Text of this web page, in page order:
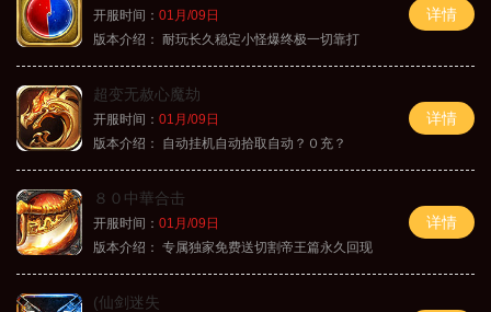
开服时间： 01月/09日
版本介绍： 耐玩长久稳定小怪爆终极一切靠打
详情
超变无赦心魔劫
开服时间： 01月/09日
版本介绍：
自动挂机自动拾取自动？０充？
详情
８０中華合击
开服时间： 01月/09日
版本介绍： 专属独家免费送切割帝王篇永久回现
详情
(仙剑迷失